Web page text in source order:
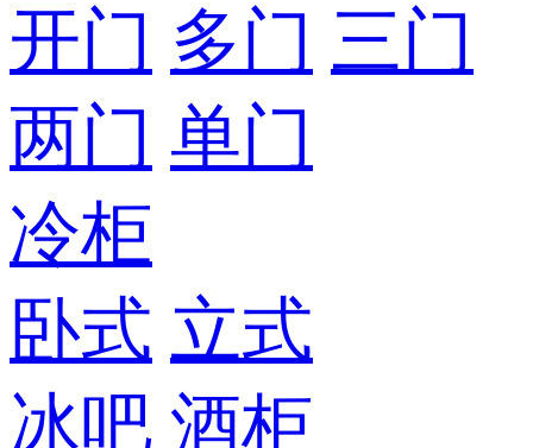
开门 多门 三门
两门 单门
冷柜
卧式 立式
冰吧 酒柜